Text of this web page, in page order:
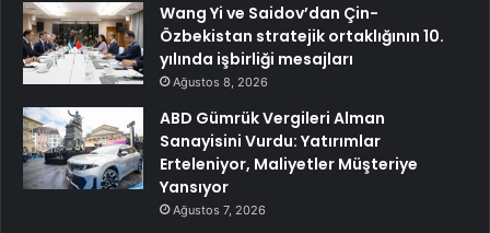
Wang Yi ve Saidov’dan Çin-
Özbekistan stratejik ortaklığının 10.
yılında işbirliği mesajları
Ağustos 8, 2026
ABD Gümrük Vergileri Alman
Sanayisini Vurdu: Yatırımlar
Erteleniyor, Maliyetler Müşteriye
Yansıyor
Ağustos 7, 2026